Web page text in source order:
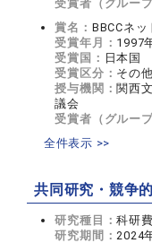
受賞者（グルー
賞名： BBCCネ
受賞年月： 1997
受賞国： 日本国
受賞区分： その他
授与機関： 関西
議会
受賞者（グルー
全件表示 >>
共同研究・競争
研究種目：科研
研究期間：2024